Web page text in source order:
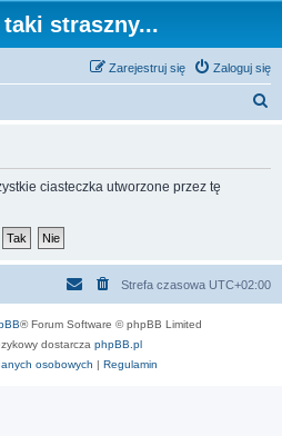
taki straszny...
Zaloguj się
Zarejestruj się
ciasteczka utworzone przez tę
Strefa czasowa UTC+02:00
® Forum Software © phpBB Limited
dostarcza phpBB.pl
osobowych | Regulamin